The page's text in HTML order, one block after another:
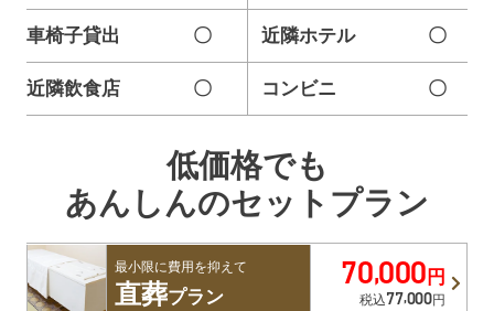
車椅子貸出 〇 近隣ホテル 〇
近隣飲食店 〇 コンビニ 〇
低価格でも
あんしんのセットプラン
最小限に費用を抑えて
直葬プラン
70,000 円
税込77,000円